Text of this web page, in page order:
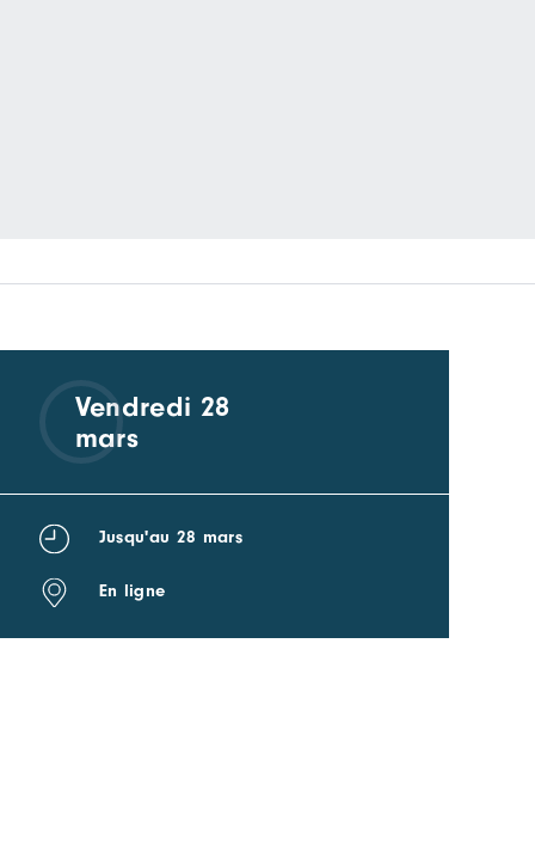
Vendredi 28
mars
Jusqu'au 28 mars
En ligne